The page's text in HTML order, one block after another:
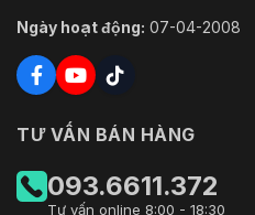
485
1 RS-485 (bán
Đặt lại
đầu ra
Ngày hoạt động: 07-04-2008
TƯ VẤN BÁN HÀNG
093.6611.372
Tư vấn online 8:00 - 18:30